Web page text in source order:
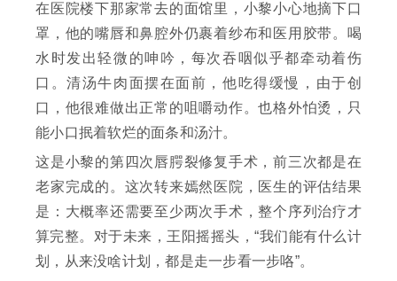
在医院楼下那家常去的面馆里，小黎小心地摘下口
罩，他的嘴唇和鼻腔外仍裹着纱布和医用胶带。喝
水时发出轻微的呻吟，每次吞咽似乎都牵动着伤
口。清汤牛肉面摆在面前，他吃得缓慢，由于创
口，他很难做出正常的咀嚼动作。也格外怕烫，只
能小口抿着软烂的面条和汤汁。
这是小黎的第四次唇腭裂修复手术，前三次都是在
老家完成的。这次转来嫣然医院，医生的评估结果
是：大概率还需要至少两次手术，整个序列治疗才
算完整。对于未来，王阳摇摇头，“我们能有什么计
划，从来没啥计划，都是走一步看一步咯”。